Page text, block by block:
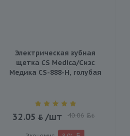
Электрическая зубная
щетка CS Medica/Сиэс
Медика CS-888-H, голубая
32.05 /шт 40.06 BYN